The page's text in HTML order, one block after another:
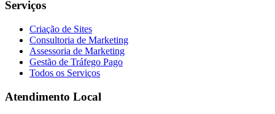
Serviços
Criação de Sites
Consultoria de Marketing
Assessoria de Marketing
Gestão de Tráfego Pago
Todos os Serviços
Atendimento Local